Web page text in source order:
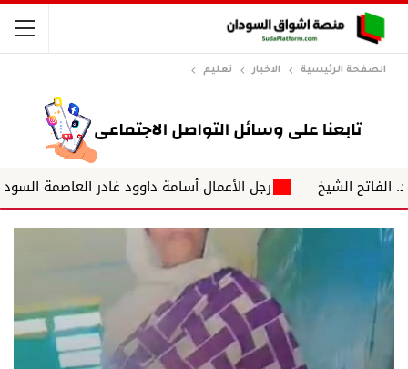
الصفحة الرئيسية الاخبار تعليم
رجل الأعمال أسامة داوود غادر العاصمة السودانية